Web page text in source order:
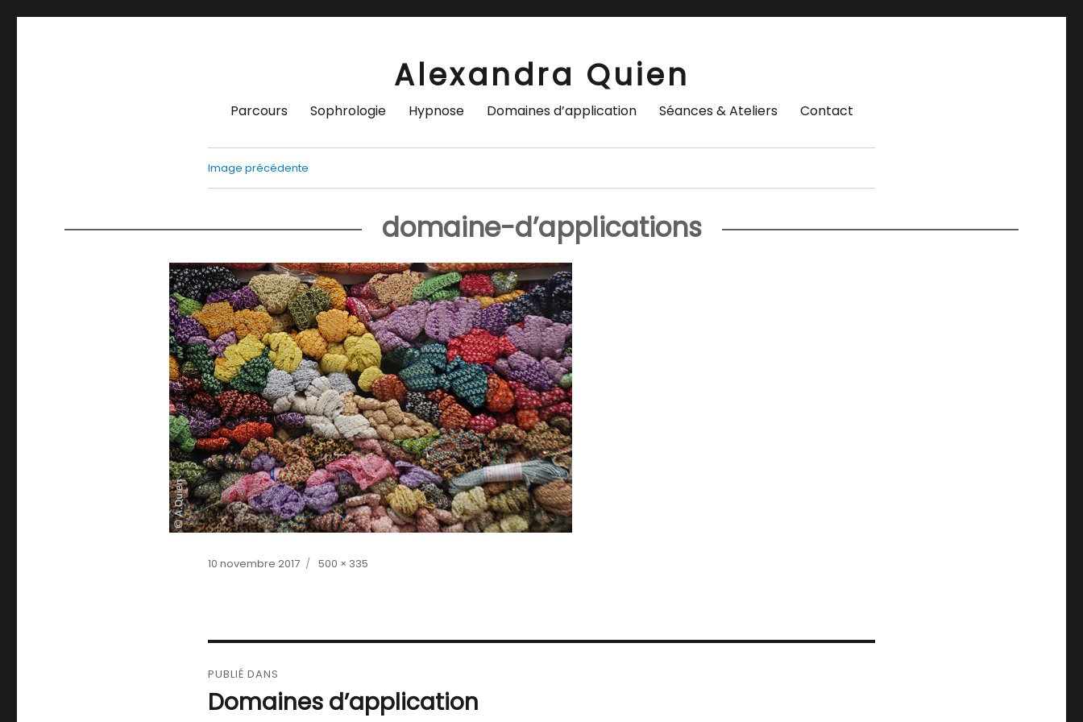
Alexandra Quien
Parcours Sophrologie Hypnose Domaines d’application Séances & Ateliers Contact
Image précédente
domaine-d’applications
Publié
10 novembre 2017
Taille
500 × 335
de
PUBLIÉ DANS
Domaines d’application